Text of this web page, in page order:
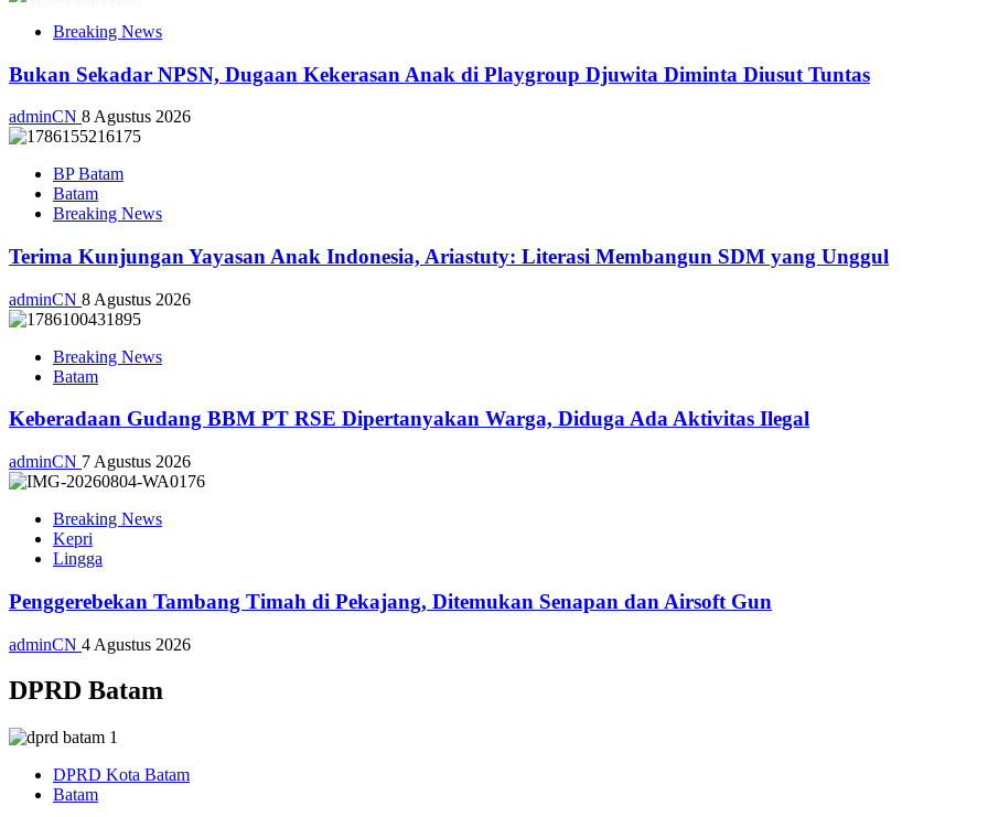
Breaking News
Bukan Sekadar NPSN, Dugaan Kekerasan Anak di Playgroup Djuwita Diminta Diusut Tuntas
adminCN 8 Agustus 2026
BP Batam
Batam
Breaking News
Terima Kunjungan Yayasan Anak Indonesia, Ariastuty: Literasi Membangun SDM yang Unggul
adminCN 8 Agustus 2026
Breaking News
Batam
Keberadaan Gudang BBM PT RSE Dipertanyakan Warga, Diduga Ada Aktivitas Ilegal
adminCN 7 Agustus 2026
Breaking News
Kepri
Lingga
Penggerebekan Tambang Timah di Pekajang, Ditemukan Senapan dan Airsoft Gun
adminCN 4 Agustus 2026
DPRD Batam
DPRD Kota Batam
Batam